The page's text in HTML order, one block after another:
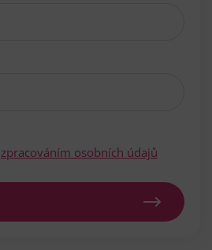
zpracováním osobních údajů